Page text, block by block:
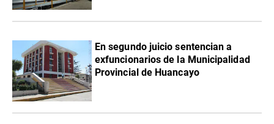
En segundo juicio sentencian a
exfuncionarios de la Municipalidad
Provincial de Huancayo